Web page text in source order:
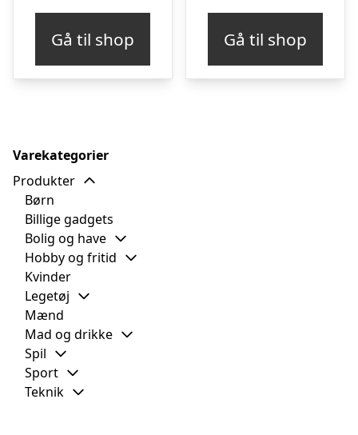
Gå til shop Gå til shop
Varekategorier
Produkter
Børn
Billige gadgets
Bolig og have
Hobby og fritid
Kvinder
Legetøj
Mænd
Mad og drikke
Spil
Sport
Teknik